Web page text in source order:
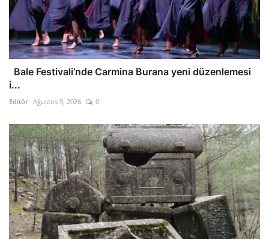
Bale Festivali’nde Carmina Burana yeni düzenlemesi
i...
Editör Ağustos 9, 2026 0